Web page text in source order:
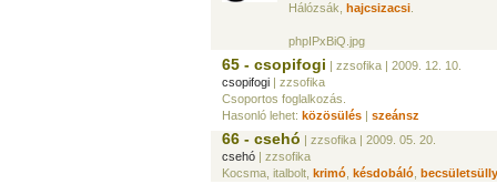
Hálózsák, hajcsizacsi
phpIPxBiQ.jpg
65 - csopifogi | zzsofika | 2009. 12. 10.
csopifogi | zzsofika
Csoportos foglalkozás.
Hasonló lehet: közösülés | szeánsz
66 - csehó | zzsofika | 2009. 05. 20.
csehó | zzsofika
Kocsma, italbolt, krimó késdobáló